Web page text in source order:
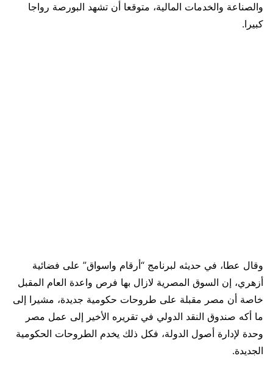
والصناعة والخدمات المالية، متوقعا أن تشهد البورصة رواجا
كبيرا.
وقال عطا، في حديثه لبرنامج “أرقام واسواق” على فضائية
أزهري، إن السوق المصرية لازال بها فرص واعدة العام المقبل
خاصة أن مصر مقبلة على طروحات حكومية جديدة، مشيرا إلى
ما أكه صندوق النقد الدولي في تقريره الأخير إلى عمل مصر
وحدة لإدارة أصول الدولة، فكل ذلك يخدم الطروحات الحكومية
الجديدة.